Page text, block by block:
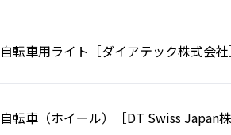
自転車用ライト［ダイアテック株式会
自転車（ホイール）［DT Swiss Japan